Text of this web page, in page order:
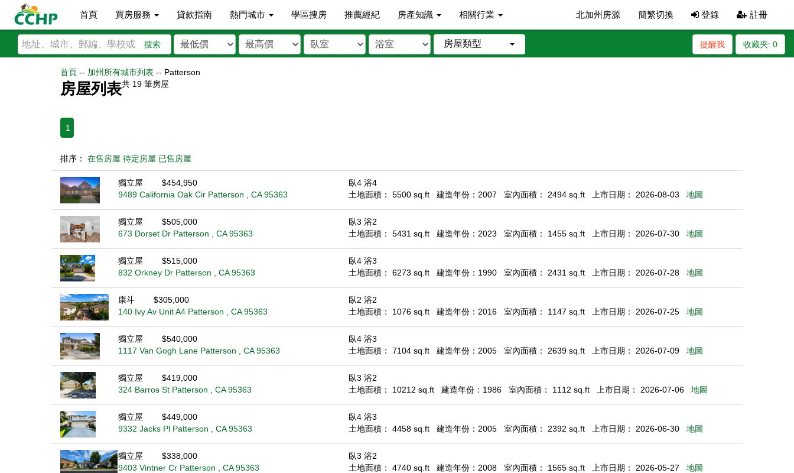
首頁 買房服務 貸款指南 熱門城市 學區搜房 推薦經紀 房產知識 相關行業 北加州房源 簡繁切換 登錄 註冊
搜索 房屋類型 收藏夾: 0
提醒我
首頁 -- 加州所有城市列表 -- Patterson
房屋列表共 19 筆房屋
1
排序： 在售房屋 待定房屋 已售房屋
獨立屋
$454,950
9489 California Oak Cir Patterson , CA 95363
臥4 浴4
土地面積： 5500 sq.ft
建造年份：2007 室內面積： 2494 sq.ft 上市日期： 2026-08-03 地圖
獨立屋
$505,000
673 Dorset Dr Patterson , CA 95363
臥3 浴2
土地面積： 5431 sq.ft
建造年份：2023 室內面積： 1455 sq.ft 上市日期： 2026-07-30 地圖
獨立屋
$515,000
832 Orkney Dr Patterson , CA 95363
臥4 浴3
土地面積： 6273 sq.ft
建造年份：1990 室內面積： 2431 sq.ft 上市日期： 2026-07-28 地圖
康斗
$305,000
140 Ivy Av Unit A4 Patterson , CA 95363
臥2 浴2
土地面積： 1076 sq.ft
建造年份：2016 室內面積： 1147 sq.ft 上市日期： 2026-07-25 地圖
獨立屋
$540,000
1117 Van Gogh Lane Patterson , CA 95363
臥4 浴3
土地面積： 7104 sq.ft
建造年份：2005 室內面積： 2639 sq.ft 上市日期： 2026-07-09 地圖
獨立屋
$419,000
324 Barros St Patterson , CA 95363
臥3 浴2
土地面積： 10212 sq.ft
建造年份：1986 室內面積： 1112 sq.ft 上市日期： 2026-07-06 地圖
獨立屋
$449,000
9332 Jacks Pl Patterson , CA 95363
臥4 浴3
土地面積： 4458 sq.ft
建造年份：2005 室內面積： 2392 sq.ft 上市日期： 2026-06-30 地圖
獨立屋
$338,000
9403 Vintner Cr Patterson , CA 95363
臥3 浴2
土地面積： 4740 sq.ft
建造年份：2008 室內面積： 1565 sq.ft 上市日期： 2026-05-27 地圖